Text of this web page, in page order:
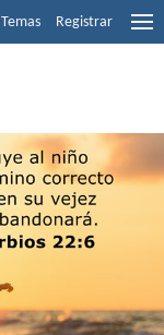
Temas Registrar